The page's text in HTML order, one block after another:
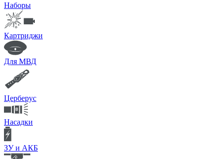
Наборы
Картриджи
Для МВД
Церберус
Насадки
ЗУ и АКБ